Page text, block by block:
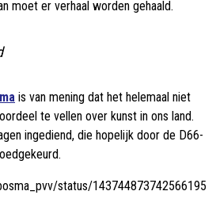
moet er verhaal worden gehaald.
is van mening dat het helemaal niet
te vellen over kunst in ons land.
ingediend, die hopelijk door de D66-
status/143744873742566195